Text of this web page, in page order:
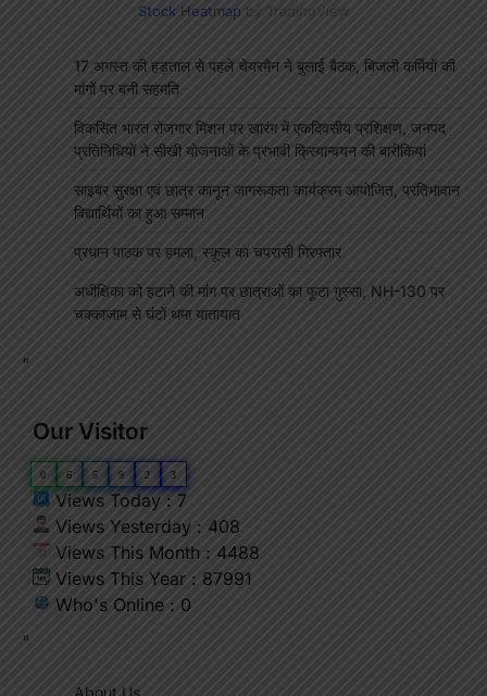
Stock Heatmap by TradingView
17 अगस्त की हड़ताल से पहले चेयरमैन ने बुलाई बैठक, बिजली कर्मियों की
मांगों पर बनी सहमति
विकसित भारत रोजगार मिशन पर खारंग में एकदिवसीय प्रशिक्षण, जनपद
प्रतिनिधियों ने सीखी योजनाओं के प्रभावी क्रियान्वयन की बारीकियां
साइबर सुरक्षा एवं छात्र कानून जागरूकता कार्यक्रम आयोजित, प्रतिभावान
विद्यार्थियों का हुआ सम्मान
प्रधान पाठक पर हमला, स्कूल का चपरासी गिरफ्तार
अधीक्षिका को हटाने की मांग पर छात्राओं का फूटा गुस्सा, NH-130 पर
चक्काजाम से घंटों थमा यातायात
"
Our Visitor
0 6 5 9 2 3
Views Today : 7
Views Yesterday : 408
Views This Month : 4488
Views This Year : 87991
Who's Online : 0
"
About Us